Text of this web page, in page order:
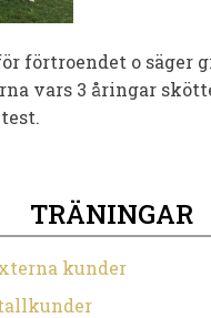
förtroendet o säger
vars 3 åringar
TRÄNINGAR
kunder